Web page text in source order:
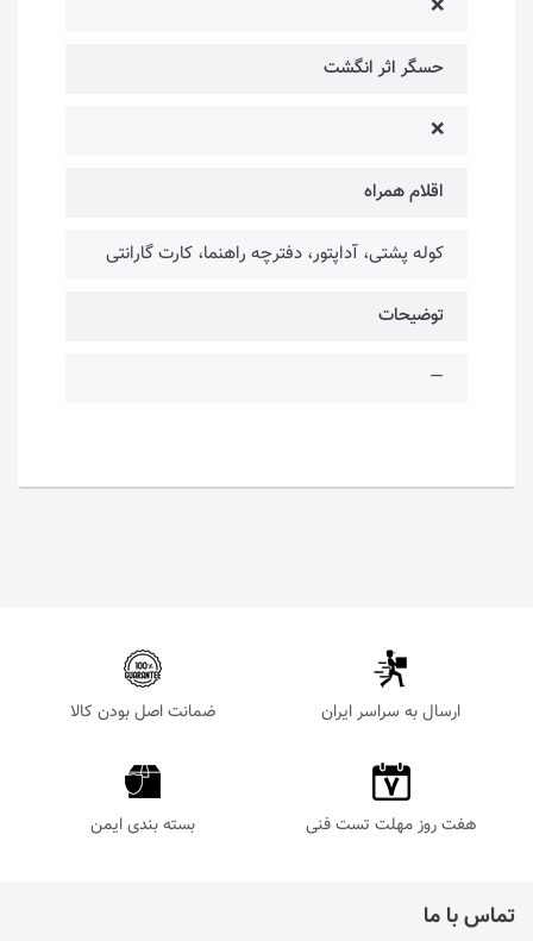
❌
حسگر اثر انگشت
❌
اقلام همراه
کوله پشتی، آداپتور، دفترچه راهنما، کارت گارانتی
توضیحات
—
ارسال به سراسر ایران ضمانت اصل بودن کالا
هفت روز مهلت تست فنی بسته بندی ایمن
تماس با ما